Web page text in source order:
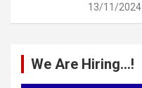
13/11/2024
We Are Hiring…!